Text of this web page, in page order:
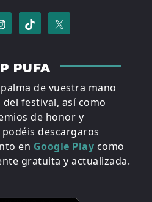
PUFA
de vuestra mano
festival, así como
de honor y
descargaros
en Google Play como
gratuita y actualizada.